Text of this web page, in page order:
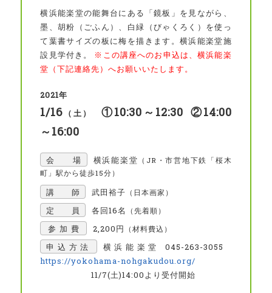
横浜能楽堂の能舞台にある「鏡板」を見ながら、
墨、胡粉（ごふん）、白緑（びゃくろく）を使っ
て葉書サイズの板に梅を描きます。横浜能楽堂施
設見学付き。 ※この講座へのお申込は、横浜能楽
堂（下記連絡先）へお願いいたします。
2021年
1/16 （土） ①10:30～12:30 ②14:00
～16:00
会 場 横浜能楽堂 （JR・市営地下鉄「桜木
町」駅から徒歩15分）
講 師
武田裕子 （日本画家）
定 員 各回16名 （先着順）
参加費 2,200円 （材料費込）
申込方法
横浜能楽堂 045-263-3055
https://yokohama-nohgakudou.org/
11/7(土)14:00より受付開始